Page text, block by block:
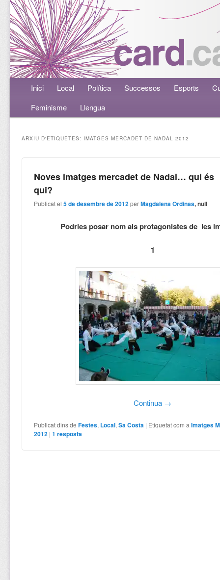
Menú principalAneu al contingut principal
Aneu al contingut secundari
Inici Local Política Successos Esports
Feminisme
Llengua
ARXIU D'ETIQUETES: IMATGES MERCADET DE NADAL 2012
Noves imatges mercadet de Nadal… qui és
qui?
Publicat el5 de desembre de 2012 perMagdalena Ordinas, null
Podries posar nom als protagonistes de les
1
Continua →
Publicat dins de Festes, Local,Sa Costa | Etiquetat com a Imatges
2012 |1 resposta